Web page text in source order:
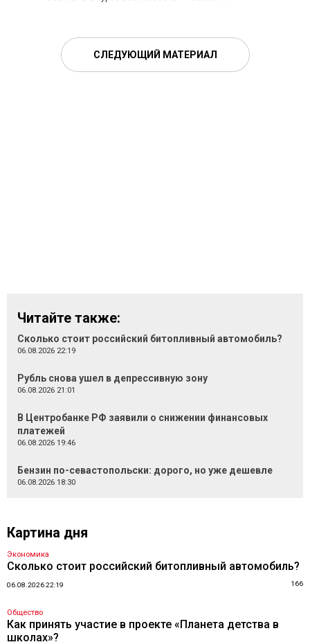
СЛЕДУЮЩИЙ МАТЕРИАЛ
Читайте также:
Сколько стоит российский битопливный автомобиль?
06.08.2026 22:19
Рубль снова ушел в депрессивную зону
06.08.2026 21:01
В Центробанке РФ заявили о снижении финансовых
платежей
06.08.2026 19:46
Бензин по-севастопольски: дорого, но уже дешевле
06.08.2026 18:30
Картина дня
Экономика
Сколько стоит российский битопливный автомобиль?
06.08.2026 22:19 166
Общество
Как принять участие в проекте «Планета детства в
школах»?